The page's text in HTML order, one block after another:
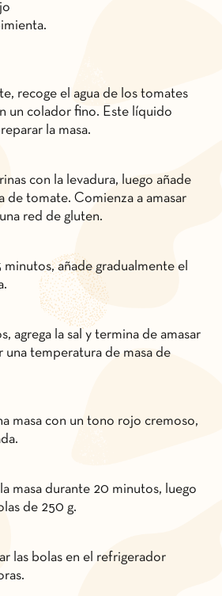
recoge el agua de los tomates
un colador fino. Este líquido
la masa.
con la levadura, luego añade
de tomate. Comienza a amasar
red de gluten.
minutos, añade gradualmente el
agrega la sal y termina de amasar
una temperatura de masa de
masa con un tono rojo cremoso,
masa durante 20 minutos, luego
de 250 g.
las bolas en el refrigerador